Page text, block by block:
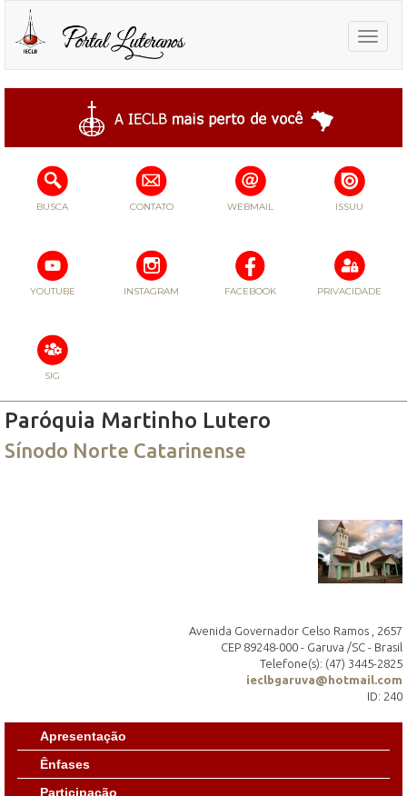
Toggle
BUSCA CONTATO WEBMAIL ISSUU
YOUTUBE INSTAGRAM FACEBOOK PRIVACIDADE
SIG
Paróquia Martinho Lutero
Sínodo Norte Catarinense
Avenida Governador Celso Ramos , 2657
CEP 89248-000 - Garuva /SC - Brasil
Telefone(s): (47) 3445-2825
ieclbgaruva@hotmail.com
ID: 240
Apresentação
Ênfases
Participação